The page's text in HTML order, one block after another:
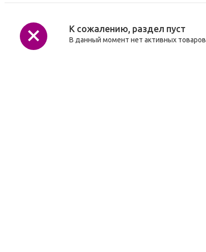
К сожалению, раздел пуст
В данный момент нет активных товаров